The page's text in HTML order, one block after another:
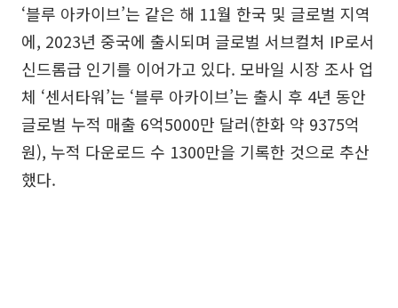
‘블루 아카이브’는 같은 해 11월 한국 및 글로벌 지역
에, 2023년 중국에 출시되며 글로벌 서브컬처 IP로서
신드롬급 인기를 이어가고 있다. 모바일 시장 조사 업
체 ‘센서타워’는 ‘블루 아카이브’는 출시 후 4년 동안
글로벌 누적 매출 6억5000만 달러(한화 약 9375억
원), 누적 다운로드 수 1300만을 기록한 것으로 추산
했다.